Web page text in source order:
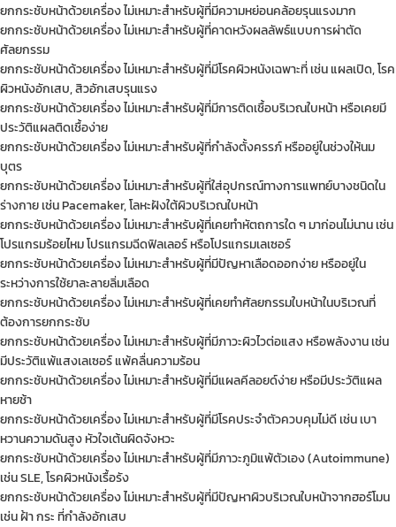
ยกกระชับหน้าด้วยเครื่อง ไม่เหมาะสำหรับผู้ที่มีความหย่อนคล้อยรุนแรงมาก
ยกกระชับหน้าด้วยเครื่อง ไม่เหมาะสำหรับผู้ที่คาดหวังผลลัพธ์แบบการผ่าตัด
ศัลยกรรม
ยกกระชับหน้าด้วยเครื่อง ไม่เหมาะสำหรับผู้ที่มีโรคผิวหนังเฉพาะที่ เช่น แผลเปิด, โรค
ผิวหนังอักเสบ, สิวอักเสบรุนแรง
ยกกระชับหน้าด้วยเครื่อง ไม่เหมาะสำหรับผู้ที่มีการติดเชื้อบริเวณใบหน้า หรือเคยมี
ประวัติแผลติดเชื้อง่าย
ยกกระชับหน้าด้วยเครื่อง ไม่เหมาะสำหรับผู้ที่กำลังตั้งครรภ์ หรืออยู่ในช่วงให้นม
บุตร
ยกกระชับหน้าด้วยเครื่อง ไม่เหมาะสำหรับผู้ที่ใส่อุปกรณ์ทางการแพทย์บางชนิดใน
ร่างกาย เช่น Pacemaker, โลหะฝังใต้ผิวบริเวณใบหน้า
ยกกระชับหน้าด้วยเครื่อง ไม่เหมาะสำหรับผู้ที่เคยทำหัตถการใด ๆ มาก่อนไม่นาน เช่น
โปรแกรมร้อยไหม โปรแกรมฉีดฟิลเลอร์ หรือโปรแกรมเลเซอร์
ยกกระชับหน้าด้วยเครื่อง ไม่เหมาะสำหรับผู้ที่มีปัญหาเลือดออกง่าย หรืออยู่ใน
ระหว่างการใช้ยาละลายลิ่มเลือด
ยกกระชับหน้าด้วยเครื่อง ไม่เหมาะสำหรับผู้ที่เคยทำศัลยกรรมใบหน้าในบริเวณที่
ต้องการยกกระชับ
ยกกระชับหน้าด้วยเครื่อง ไม่เหมาะสำหรับผู้ที่มีภาวะผิวไวต่อแสง หรือพลังงาน เช่น
มีประวัติแพ้แสงเลเซอร์ แพ้คลื่นความร้อน
ยกกระชับหน้าด้วยเครื่อง ไม่เหมาะสำหรับผู้ที่มีแผลคีลอยด์ง่าย หรือมีประวัติแผล
หายช้า
ยกกระชับหน้าด้วยเครื่อง ไม่เหมาะสำหรับผู้ที่มีโรคประจำตัวควบคุมไม่ดี เช่น เบา
หวานความดันสูง หัวใจเต้นผิดจังหวะ
ยกกระชับหน้าด้วยเครื่อง ไม่เหมาะสำหรับผู้ที่มีภาวะภูมิแพ้ตัวเอง (Autoimmune)
เช่น SLE, โรคผิวหนังเรื้อรัง
ยกกระชับหน้าด้วยเครื่อง ไม่เหมาะสำหรับผู้ที่มีปัญหาผิวบริเวณใบหน้าจากฮอร์โมน
เช่น ฝ้า กระ ที่กำลังอักเสบ